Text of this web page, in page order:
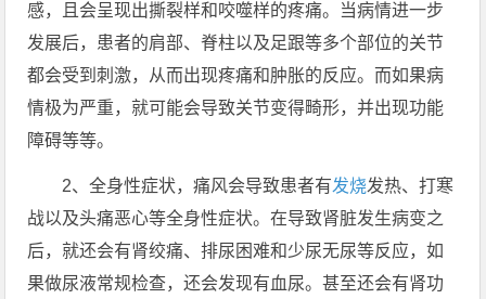
感，且会呈现出撕裂样和咬噬样的疼痛。当病情进一步
发展后，患者的肩部、脊柱以及足跟等多个部位的关节
都会受到刺激，从而出现疼痛和肿胀的反应。而如果病
情极为严重，就可能会导致关节变得畸形，并出现功能
障碍等等。
2、全身性症状，痛风会导致患者有发烧发热、打寒
战以及头痛恶心等全身性症状。在导致肾脏发生病变之
后，就还会有肾绞痛、排尿困难和少尿无尿等反应，如
果做尿液常规检查，还会发现有血尿。甚至还会有肾功